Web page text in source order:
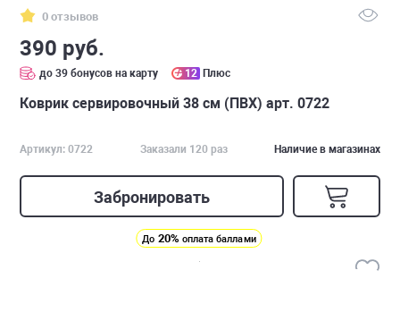
0 отзывов
390 руб.
до 39 бонусов на карту 12 Плюс
Коврик сервировочный 38 см (ПВХ) арт. 0722
Артикул: 0722 Заказали 120 раз Наличие в магазинах
Забронировать
До 20% оплата баллами